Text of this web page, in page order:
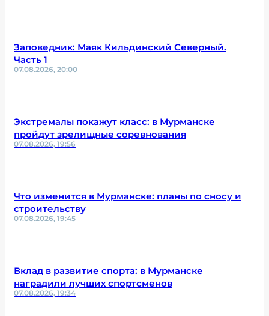
Заповедник: Маяк Кильдинский Северный.
Часть 1
07.08.2026, 20:00
Экстремалы покажут класс: в Мурманске
пройдут зрелищные соревнования
07.08.2026, 19:56
Что изменится в Мурманске: планы по сносу и
строительству
07.08.2026, 19:45
Вклад в развитие спорта: в Мурманске
наградили лучших спортсменов
07.08.2026, 19:34